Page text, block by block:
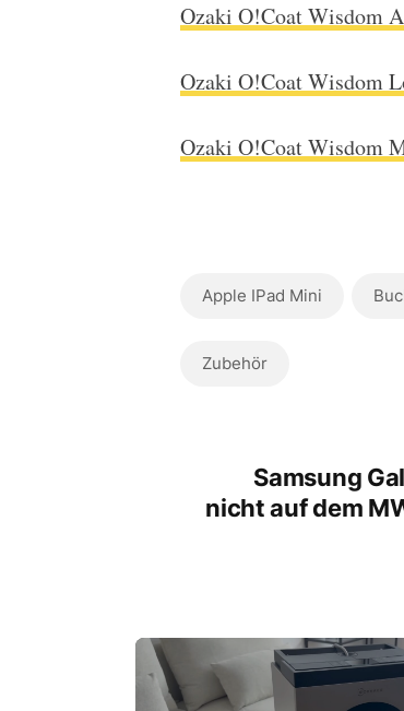
Ozaki O!Coat Wisdom
Ozaki O!Coat Wisdom
Ozaki O!Coat Wisdom
Apple IPad Mini
Zubehör
Samsung
nicht auf dem